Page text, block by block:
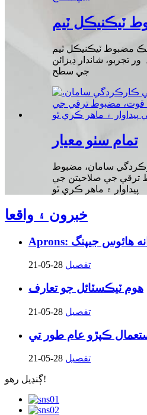
ٽيڪنيڪل ٽيم
مضبوط ٽيڪنيڪل ٽيم
تجربو، شاندار ڊيزائن
جي سطح
تمام سٺو معيار
سامان، مضبوط
ترقي جي صلاحيتن جي
پيداوار ۾ ماهر ڪري ٿو
خبرون ۽ واقعا
21-05-28 تفصيل
هوم ٽيڪسٽائل جو تعارف
21-05-28 تفصيل
21-05-28 تفصيل
ڳنڍيل رهو!